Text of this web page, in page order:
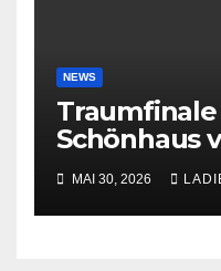
NEWS
Schönhaus
MAI 30, 2026